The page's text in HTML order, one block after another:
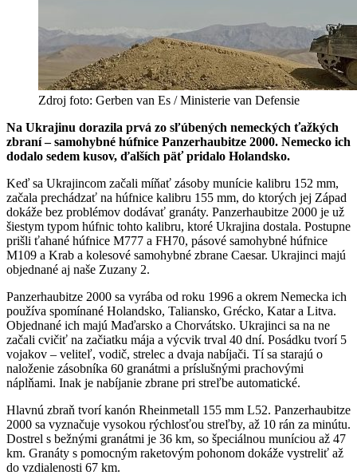
Zdroj foto: Gerben van Es / Ministerie van Defensie
Na Ukrajinu dorazila prvá zo sľúbených nemeckých ťažkých
zbraní – samohybné húfnice Panzerhaubitze 2000. Nemecko ich
dodalo sedem kusov, ďalších päť pridalo Holandsko.
Keď sa Ukrajincom začali míňať zásoby munície kalibru 152 mm,
začala prechádzať na húfnice kalibru 155 mm, do ktorých jej Západ
dokáže bez problémov dodávať granáty. Panzerhaubitze 2000 je už
šiestym typom húfnic tohto kalibru, ktoré Ukrajina dostala. Postupne
prišli ťahané húfnice M777 a FH70, pásové samohybné húfnice
M109 a Krab a kolesové samohybné zbrane Caesar. Ukrajinci majú
objednané aj naše Zuzany 2.
Panzerhaubitze 2000 sa vyrába od roku 1996 a okrem Nemecka ich
používa spomínané Holandsko, Taliansko, Grécko, Katar a Litva.
Objednané ich majú Maďarsko a Chorvátsko. Ukrajinci sa na ne
začali cvičiť na začiatku mája a výcvik trval 40 dní. Posádku tvorí 5
vojakov – veliteľ, vodič, strelec a dvaja nabíjači. Tí sa starajú o
naloženie zásobníka 60 granátmi a príslušnými prachovými
náplňami. Inak je nabíjanie zbrane pri streľbe automatické.
Hlavnú zbraň tvorí kanón Rheinmetall 155 mm L52. Panzerhaubitze
2000 sa vyznačuje vysokou rýchlosťou streľby, až 10 rán za minútu.
Dostrel s bežnými granátmi je 36 km, so špeciálnou muníciou až 47
km. Granáty s pomocným raketovým pohonom dokáže vystreliť až
do vzdialenosti 67 km.